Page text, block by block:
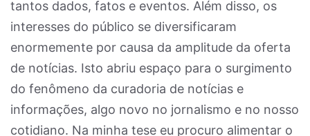
tantos dados, fatos e eventos. Além disso, os
interesses do público se diversificaram
enormemente por causa da amplitude da oferta
de notícias. Isto abriu espaço para o surgimento
do fenômeno da curadoria de notícias e
informações, algo novo no jornalismo e no nosso
cotidiano. Na minha tese eu procuro alimentar o